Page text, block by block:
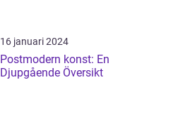
16 januari 2024
Postmodern konst: En
Djupgående Översikt